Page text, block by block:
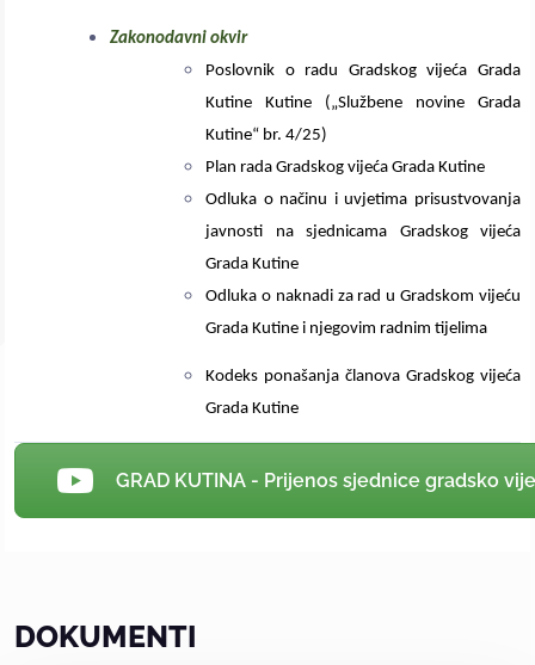
Zakonodavni okvir
Poslovnik o radu Gradskog vijeća Grada
Kutine Kutine („Službene novine Grada
Kutine“ br. 4/25)
Plan rada Gradskog vijeća Grada Kutine
Odluka o načinu i uvjetima prisustvovanja
javnosti na sjednicama Gradskog vijeća
Grada Kutine
Odluka o naknadi za rad u Gradskom vijeću
Grada Kutine i njegovim radnim tijelima
Kodeks ponašanja članova Gradskog vijeća
Grada Kutine
GRAD KUTINA - Prijenos sjednice gradsko
DOKUMENTI